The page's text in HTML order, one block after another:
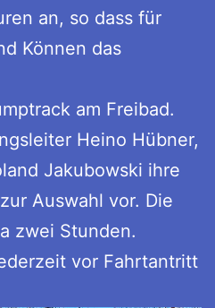
an, so dass für
Können das
am Freibad.
Heino Hübner,
Jakubowski ihre
Auswahl vor. Die
zwei Stunden.
vor Fahrtantritt